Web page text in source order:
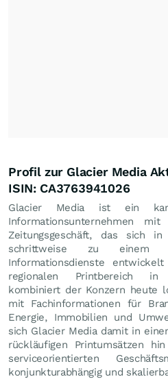
Profil zur Glacier Media
ISIN: CA3763941026
Glacier Media ist ein
Informationsunternehmen
Zeitungsgeschäft, das sich in
schrittweise zu einem
Informationsdienste
regionalen Printbereich in
kombiniert der Konzern heute
mit Fachinformationen für
Energie, Immobilien und
sich Glacier Media damit in
rückläufigen Printumsätzen
serviceorientierten
konjunkturabhängig und